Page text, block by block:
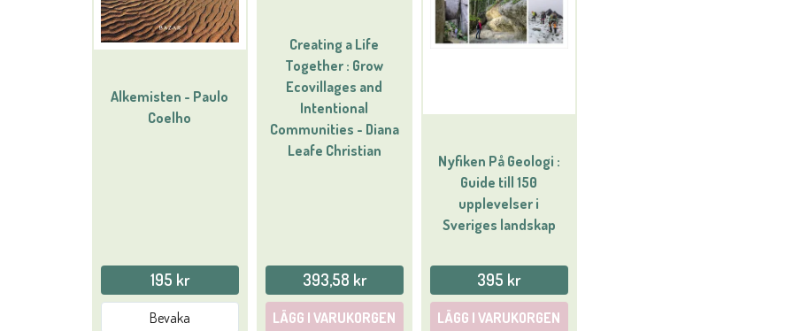
Alkemisten - Paulo
Coelho
195 kr
Bevaka
Creating a Life
Together : Grow
Ecovillages and
Intentional
Communities - Diana
Leafe Christian
393,58 kr
LÄGG I VARUKORGEN
Nyfiken På Geologi :
Guide till 150
upplevelser i
Sveriges landskap
395 kr
LÄGG I VARUKORGEN